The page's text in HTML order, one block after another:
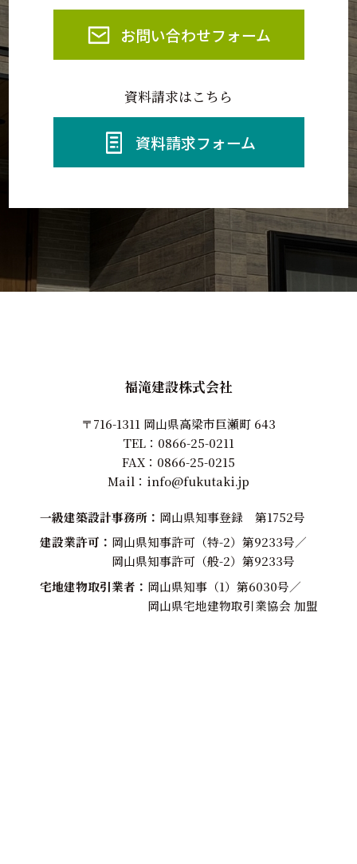
お問い合わせフォーム
資料請求はこちら
資料請求フォーム
福滝建設株式会社
〒716-1311 岡山県高梁市巨瀬町 643
TEL： 0866-25-0211
FAX：0866-25-0215
Mail： info@fukutaki.jp
一級建築設計事務所
岡山県知事登録 第1752号
建設業許可
岡山県知事許可（特-2）第9233号／
岡山県知事許可（般-2）第9233号
宅地建物取引業者
岡山県知事（1）第6030号／
岡山県宅地建物取引業協会 加盟